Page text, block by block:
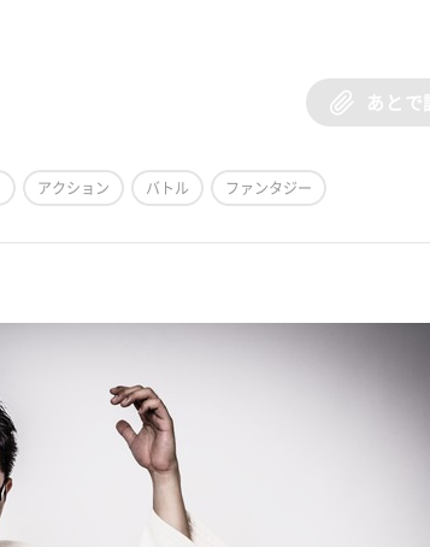
あとで
アクション バトル ファンタジー